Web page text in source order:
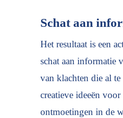
Schat aan
Het resultaat is een
schat aan informatie
van klachten die al
creatieve ideeën voor
ontmoetingen in de